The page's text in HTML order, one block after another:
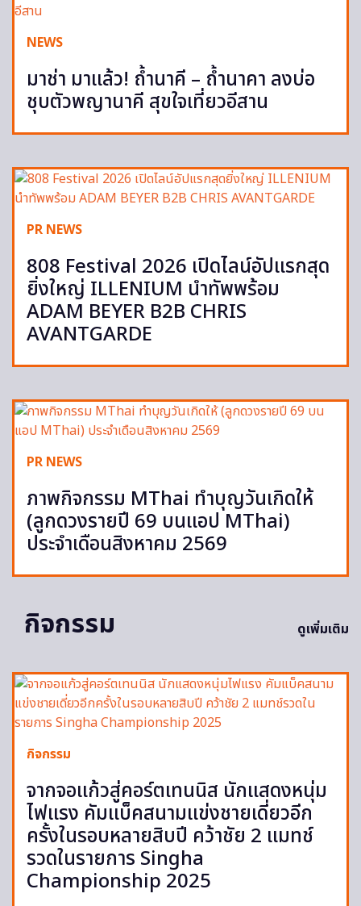
NEWS
มาช่า มาแล้ว! ถ้ำนาคี – ถ้ำนาคา ลงบ่อ
ชุบตัวพญานาคี สุขใจเที่ยวอีสาน
PR NEWS
808 Festival 2026 เปิดไลน์อัปแรกสุด
ยิ่งใหญ่ ILLENIUM นำทัพพร้อม
ADAM BEYER B2B CHRIS
AVANTGARDE
PR NEWS
ภาพกิจกรรม MThai ทำบุญวันเกิดให้
(ลูกดวงรายปี 69 บนแอป MThai)
ประจำเดือนสิงหาคม 2569
กิจกรรม ดูเพิ่มเติม
กิจกรรม
จากจอแก้วสู่คอร์ตเทนนิส นักแสดงหนุ่ม
ไฟแรง คัมแบ็คสนามแข่งชายเดี่ยวอีก
ครั้งในรอบหลายสิบปี คว้าชัย 2 แมทช์
รวดในรายการ Singha
Championship 2025